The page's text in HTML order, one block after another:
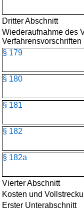
Dritter Abschnitt
Wiederaufnahme des
Verfahrensvorschriften
§ 179
§ 180
§ 181
§ 182
§ 182a
Vierter Abschnitt
Kosten und
Erster Unterabschnitt